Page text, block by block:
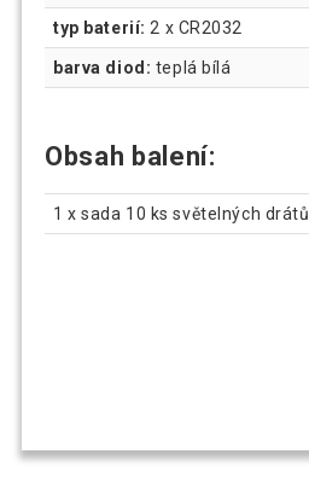
typ baterií: 2 x CR2032
barva diod: teplá bílá
Obsah balení:
1 x sada 10 ks světelných drátů